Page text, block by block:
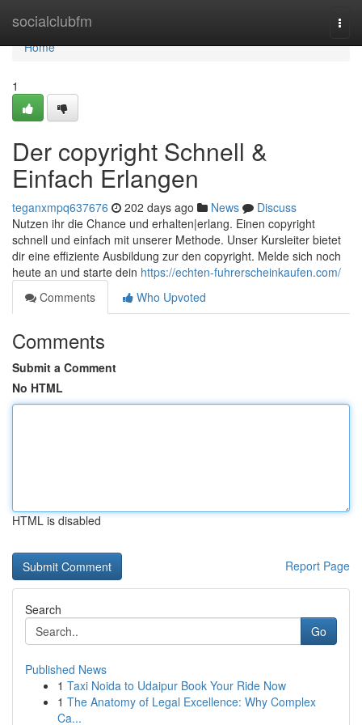
socialclubfm
Home
Home
1
Der copyright Schnell &
Einfach Erlangen
teganxmpq637676 202 days ago News
Discuss
Nutzen ihr die Chance und erhalten|erlang. Einen copyright
schnell und einfach mit unserer Methode. Unser Kursleiter bietet
dir eine effiziente Ausbildung zur den copyright. Melde sich noch
heute an und starte dein https://echten-fuhrerscheinkaufen.com/
Comments
Who Upvoted
Comments
Submit a Comment
No HTML
HTML is disabled
Report Page
Search
Go
Published News
1 Taxi Noida to Udaipur Book Your Ride Now
1 The Anatomy of Legal Excellence: Why Complex
Ca...